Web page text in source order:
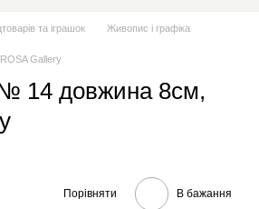
та іграшок
Живопис і графіка
Gallery
14 довжина 8см,
Порівняти В бажання